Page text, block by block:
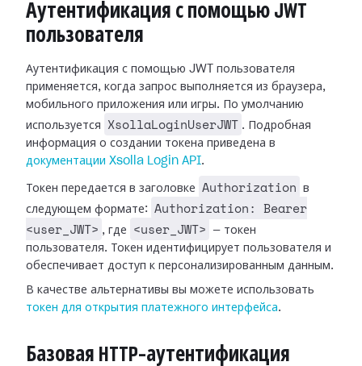
Аутентификация с помощью JWT
пользователя
Аутентификация с помощью JWT пользователя
применяется, когда запрос выполняется из браузера,
мобильного приложения или игры. По умолчанию
используется
XsollaLoginUserJWT . Подробная
информация о создании токена приведена в
документации Xsolla Login API.
Токен передается в заголовке Authorization
в
следующем формате:
Authorization: Bearer
<user_JWT> , где <user_JWT>
— токен
пользователя. Токен идентифицирует пользователя и
обеспечивает доступ к персонализированным данным.
В качестве альтернативы вы можете использовать
токен для открытия платежного интерфейса.
Базовая HTTP-аутентификация